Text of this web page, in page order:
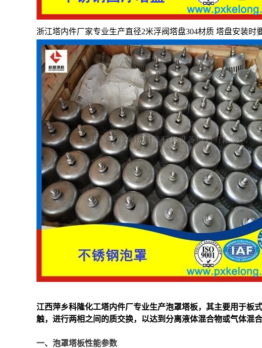
浙江塔内件厂家专业生产直径2米浮阀塔盘304材质 塔盘安装时
江西萍乡科隆化工塔内件厂专业生产泡罩塔板，其主要用于板式
触，进行两相之间的质交换，以达到分离液体混合物或气体混
一、泡罩塔板性能参数